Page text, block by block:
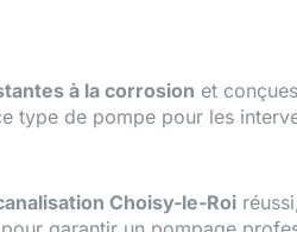
à la corrosion et
type de pompe pour les
Choisy-le-Roi